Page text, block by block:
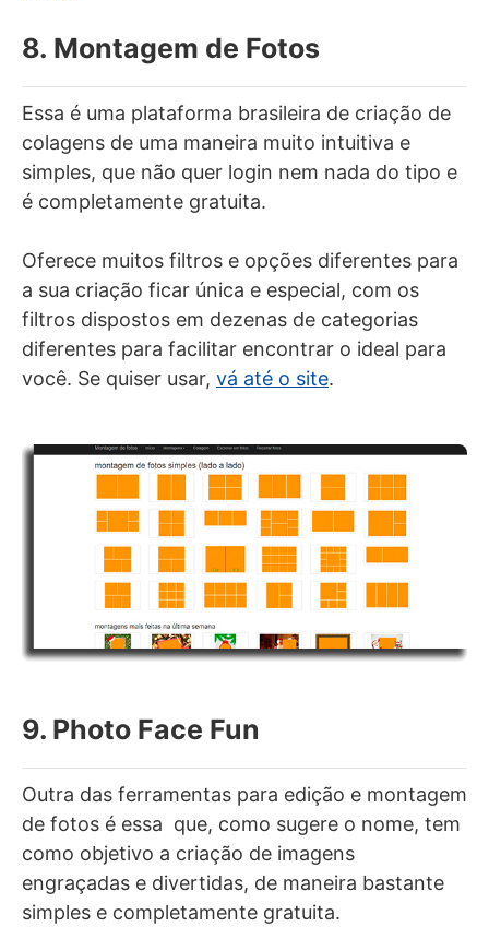
8. Montagem de Fotos
Essa é uma plataforma brasileira de criação de
colagens de uma maneira muito intuitiva e
simples, que não quer login nem nada do tipo e
é completamente gratuita.
Oferece muitos filtros e opções diferentes para
a sua criação ficar única e especial, com os
filtros dispostos em dezenas de categorias
diferentes para facilitar encontrar o ideal para
você. Se quiser usar, vá até o site.
9. Photo Face Fun
Outra das ferramentas para edição e montagem
de fotos é essa que, como sugere o nome, tem
como objetivo a criação de imagens
engraçadas e divertidas, de maneira bastante
simples e completamente gratuita.